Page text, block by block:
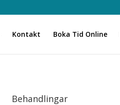
Kontakt Boka Tid Online
Behandlingar